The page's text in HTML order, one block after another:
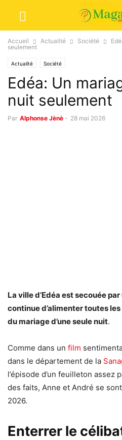
Accueil Actualité Société
seulement
Actualité Société
Edéa: Un
nuit seulement
Par Alphonse Jènè - 28 mai 2026
La ville d’Edéa est secouée
continue d’alimenter toutes
du mariage d’une seule nuit.
Comme dans un film
dans le département de la
l’épisode d’un feuilleton assez
des faits, Anne et André se
2026.
Enterrer le